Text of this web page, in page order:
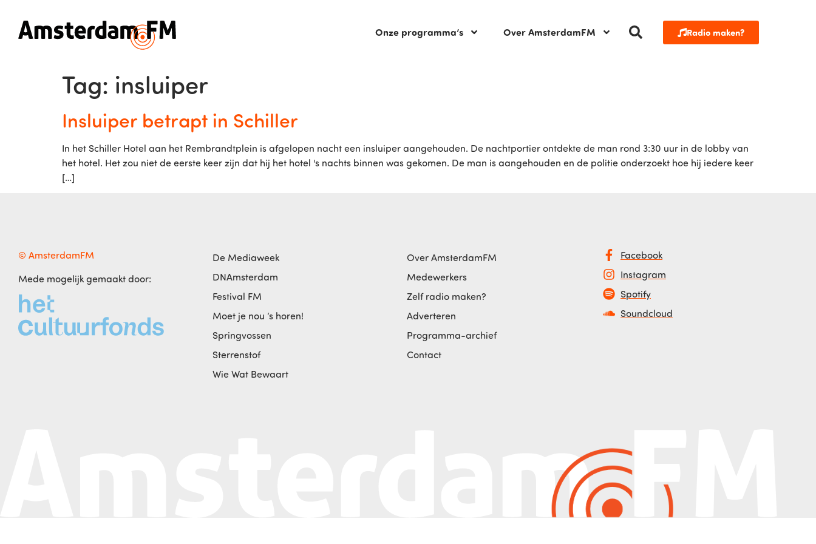
Onze programma’s Over AmsterdamFM Radio maken?
Tag: insluiper
Insluiper betrapt in Schiller
In het Schiller Hotel aan het Rembrandtplein is afgelopen nacht een insluiper aangehouden. De nachtportier ontdekte de man rond 3:30 uur in de lobby van
het hotel. Het zou niet de eerste keer zijn dat hij het hotel 's nachts binnen was gekomen. De man is aangehouden en de politie onderzoekt hoe hij iedere keer
[…]
© AmsterdamFM
Mede mogelijk gemaakt door:
De Mediaweek
DNAmsterdam
Festival FM
Moet je nou ‘s horen!
Springvossen
Sterrenstof
Wie Wat Bewaart
Over AmsterdamFM
Medewerkers
Zelf radio maken?
Adverteren
Programma-archief
Contact
Facebook
Instagram
Spotify
Soundcloud